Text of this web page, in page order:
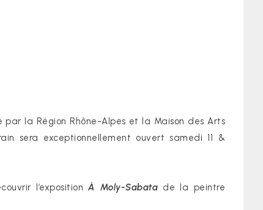
par la Région Rhône-Alpes et la Maison des Arts
sera exceptionnellement ouvert samedi 11 &
l’expositionÀ Moly-Sabata de la peintre